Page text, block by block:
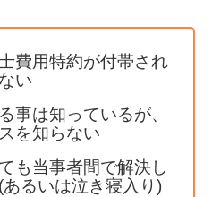
費用特約が付帯され
い
事は知っているが、
を知らない
も当事者間で解決し
るいは泣き寝入り)